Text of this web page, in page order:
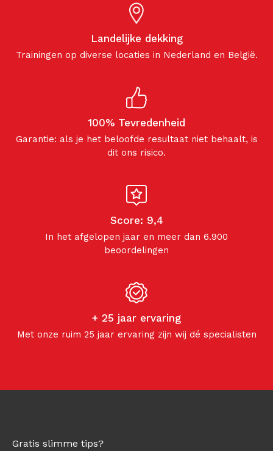
Landelijke dekking
Trainingen op diverse locaties in Nederland en België.
100% Tevredenheid
Garantie: als je het beloofde resultaat niet behaalt, is
dit ons risico.
Score: 9,4
In het afgelopen jaar en meer dan 6.900
beoordelingen
+ 25 jaar ervaring
Met onze ruim 25 jaar ervaring zijn wij dé specialisten
Gratis slimme tips?